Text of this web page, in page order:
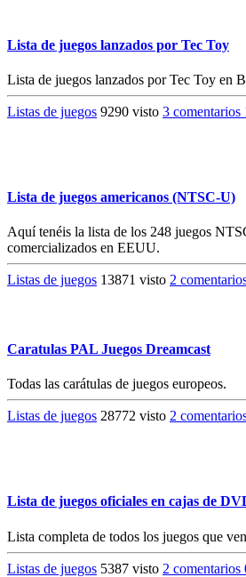
Lista de juegos lanzados por Tec Toy
Lista de juegos lanzados por Tec Toy en
Listas de juegos 9290 visto 3 comentarios
Lista de juegos americanos (NTSC-U)
Aquí tenéis la lista de los 248 juegos
comercializados en EEUU.
Listas de juegos 13871 visto 2
Caratulas PAL Juegos Dreamcast
Todas las carátulas de juegos europeos.
Listas de juegos 28772 visto 2
Lista de juegos oficiales en cajas de
Lista completa de todos los juegos que
Listas de juegos 5387 visto 2 comentarios